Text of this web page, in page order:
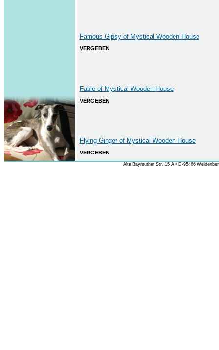
Famous Gipsy of Mystical Wooden House
VERGEBEN
Fable of Mystical Wooden House
VERGEBEN
Flying Ginger of Mystical Wooden House
VERGEBEN
Alte Bayreuther Str. 15 A • D-95466